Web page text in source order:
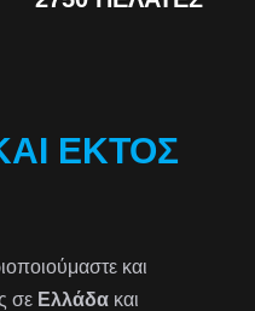
ΕΚΤΌΣ
και
σε Ελλάδα και